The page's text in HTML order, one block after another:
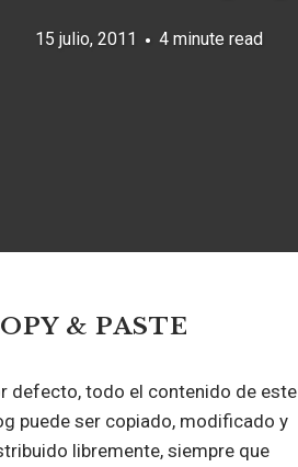
15 julio, 2011 4 minute read
& PASTE
defecto, todo el contenido de este
puede ser copiado, modificado y
libremente, siempre que